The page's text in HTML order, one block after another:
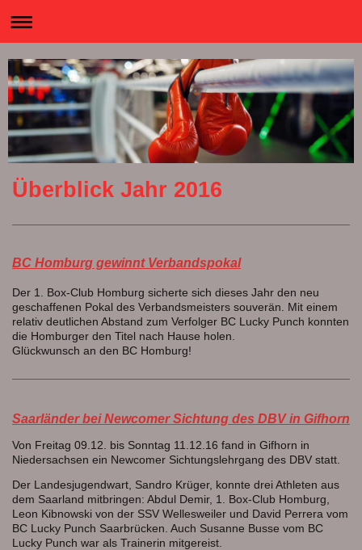
Überblick Jahr 2016
BC Homburg gewinnt Verbandspokal
Der 1. Box-Club Homburg sicherte sich dieses Jahr den neu
geschaffenen Pokal des Verbandsmeisters souverän. Mit einem
relativ deutlichen Abstand zum Verfolger BC Lucky Punch konnten
die Homburger den Titel nach Hause holen.
Glückwunsch an den BC Homburg!
Saarländer bei Newcomer Sichtung des DBV in Gifhorn
Von Freitag 09.12. bis Sonntag 11.12.16 fand in Gifhorn in
Niedersachsen ein Newcomer Sichtungslehrgang des DBV statt.
Der Landesjugendwart, Sandro Krüger, konnte drei Athleten aus
dem Saarland mitbringen: Abdul Demir, 1. Box-Club Homburg,
Leon Kibnowski von der SSV Wellesweiler und David Perrera vom
BC Lucky Punch Saarbrücken. Auch Susanne Busse vom BC
Lucky Punch war als Trainerin mitgereist.